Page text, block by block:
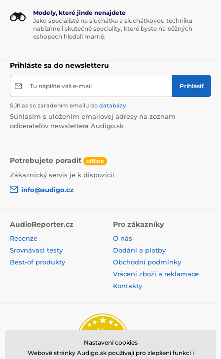
Modely, které jinde nenajdete
Jako specialisté na sluchátka a sluchátkovou techniku
nabízíme i skutečné speciality, které byste na běžných
eshopech hledali marně.
Prihláste sa do newsletteru
Tu napíšte váš e-mail Prihlásiť
Súhlas so zaradením emailu do databázy
Súhlasím s uložením emailovej adresy na zoznam
odberateľov newslettera Audigo.sk
Potrebujete poradiť offline
Zákaznický servis je k dispozícii
info@audigo.cz
AudioReporter.cz
Recenze
Srovnávací testy
Best-of produkty
Pro zákazníky
O nás
Dodání a platby
Obchodní podmínky
Vrácení zboží a reklamace
Kontakty
Nastavení cookies
Webové stránky Audigo.sk používají pro zlepšení funkcí i